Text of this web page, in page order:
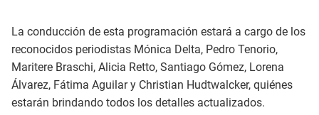
La conducción de esta programación estará a cargo de los
reconocidos periodistas Mónica Delta, Pedro Tenorio,
Maritere Braschi, Alicia Retto, Santiago Gómez, Lorena
Álvarez, Fátima Aguilar y Christian Hudtwalcker, quiénes
estarán brindando todos los detalles actualizados.